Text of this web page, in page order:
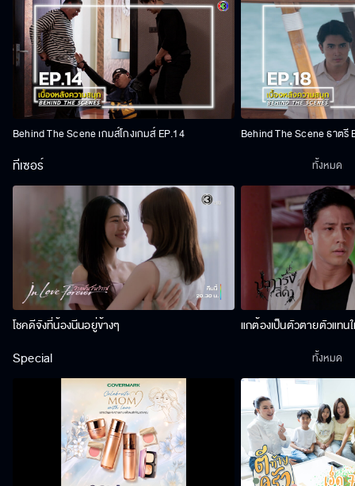
Behind The Scene เกมส์โกงเกมส์ EP.14 Behind The Scene ธาตรี
ทีเซอร์
โชคดีจังที่น้องนีนอยู่ข้างๆ แกต้องเป็นตัวตายตัวแทน
ทั้งหมด
Special ทั้งหมด